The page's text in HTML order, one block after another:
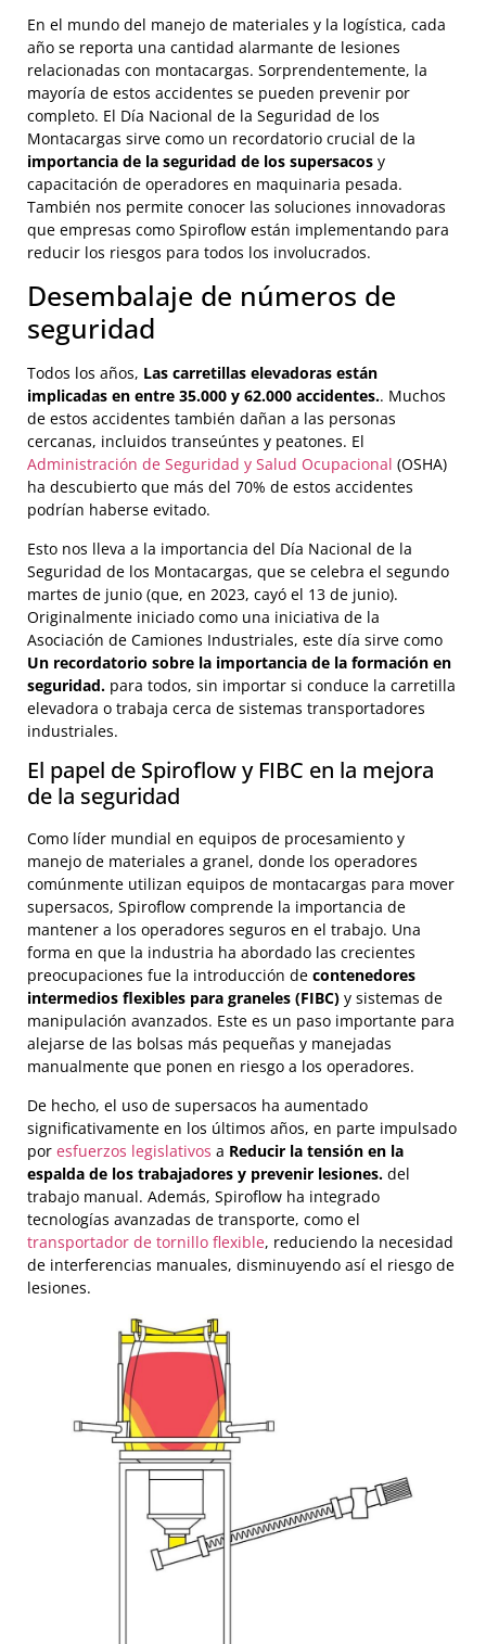
En el mundo del manejo de materiales y la logística, cada
año se reporta una cantidad alarmante de lesiones
relacionadas con montacargas. Sorprendentemente, la
mayoría de estos accidentes se pueden prevenir por
completo. El Día Nacional de la Seguridad de los
Montacargas sirve como un recordatorio crucial de la
importancia de la seguridad de los supersacos y
capacitación de operadores en maquinaria pesada.
También nos permite conocer las soluciones innovadoras
que empresas como Spiroflow están implementando para
reducir los riesgos para todos los involucrados.
Desembalaje de números de
seguridad
Todos los años, Las carretillas elevadoras están
implicadas en entre 35.000 y 62.000 accidentes.. Muchos
de estos accidentes también dañan a las personas
cercanas, incluidos transeúntes y peatones. El
Administración de Seguridad y Salud Ocupacional (OSHA)
ha descubierto que más del 70% de estos accidentes
podrían haberse evitado.
Esto nos lleva a la importancia del Día Nacional de la
Seguridad de los Montacargas, que se celebra el segundo
martes de junio (que, en 2023, cayó el 13 de junio).
Originalmente iniciado como una iniciativa de la
Asociación de Camiones Industriales, este día sirve como
Un recordatorio sobre la importancia de la formación en
seguridad. para todos, sin importar si conduce la carretilla
elevadora o trabaja cerca de sistemas transportadores
industriales.
El papel de Spiroflow y FIBC en la mejora
de la seguridad
Como líder mundial en equipos de procesamiento y
manejo de materiales a granel, donde los operadores
comúnmente utilizan equipos de montacargas para mover
supersacos, Spiroflow comprende la importancia de
mantener a los operadores seguros en el trabajo. Una
forma en que la industria ha abordado las crecientes
preocupaciones fue la introducción de contenedores
intermedios flexibles para graneles (FIBC) y sistemas de
manipulación avanzados. Este es un paso importante para
alejarse de las bolsas más pequeñas y manejadas
manualmente que ponen en riesgo a los operadores.
De hecho, el uso de supersacos ha aumentado
significativamente en los últimos años, en parte impulsado
por esfuerzos legislativos a Reducir la tensión en la
espalda de los trabajadores y prevenir lesiones. del
trabajo manual. Además, Spiroflow ha integrado
tecnologías avanzadas de transporte, como el
transportador de tornillo flexible, reduciendo la necesidad
de interferencias manuales, disminuyendo así el riesgo de
lesiones.